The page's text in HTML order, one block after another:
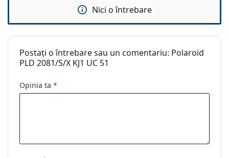
Polaroid
Utilizare:
Modă
Nici o întrebare
Postați o întrebare sau un comentariu: Polaroid
PLD 2081/S/X KJ1 UC 51
Opinia ta *